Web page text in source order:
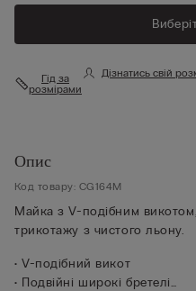
Гід за
розмірами
Дізнатись свій
Опис
Код товару: CG164M
Майка з V-подібним
трикотажу з чистого льону.
• V-подібний викот
• Подвійні широкі бретелі